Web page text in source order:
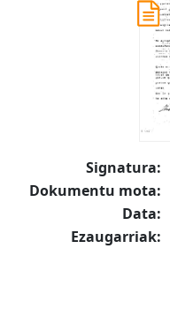
Signatura:
Dokumentu mota:
Data:
Ezaugarriak: